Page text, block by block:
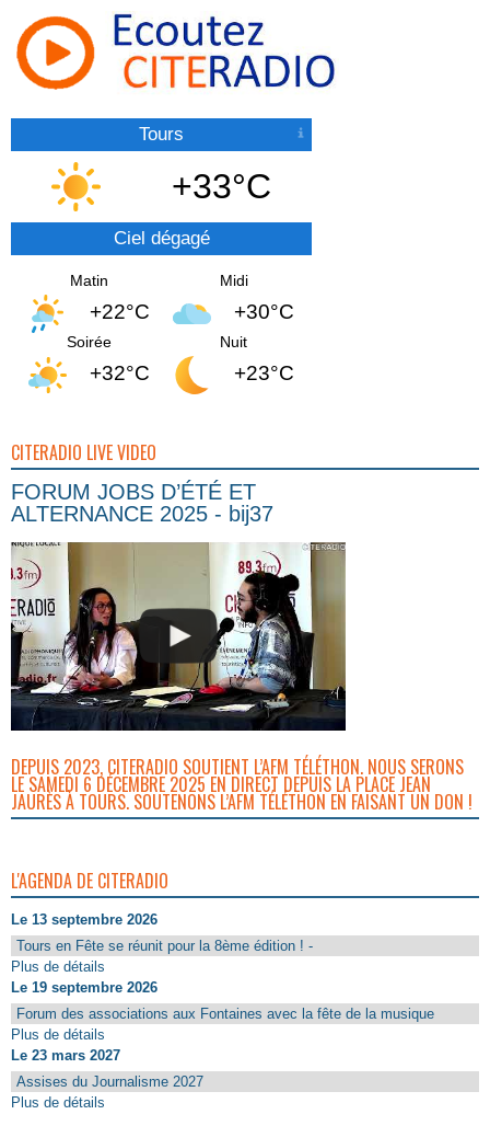
Tours
+33°C
Ciel dégagé
Matin
+22°C
Midi
+30°C
Soirée
+32°C
Nuit
+23°C
CITERADIO LIVE VIDEO
FORUM JOBS D’ÉTÉ ET
ALTERNANCE 2025 - bij37
DEPUIS 2023, CITERADIO SOUTIENT L’AFM TÉLÉTHON. NOUS SERONS
LE SAMEDI 6 DÉCEMBRE 2025 EN DIRECT DEPUIS LA PLACE JEAN
JAURÈS À TOURS. SOUTENONS L’AFM TÉLÉTHON EN FAISANT UN DON !
L'AGENDA DE CITERADIO
Le 13 septembre 2026
Tours en Fête se réunit pour la 8ème édition ! -
Plus de détails
Le 19 septembre 2026
Forum des associations aux Fontaines avec la fête de la musique
Plus de détails
Le 23 mars 2027
Assises du Journalisme 2027
Plus de détails